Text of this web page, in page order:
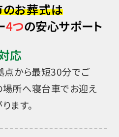
お葬式は
4つの安心サポート
応
点から最短30分でご
所へ寝台車でお迎え
ます。